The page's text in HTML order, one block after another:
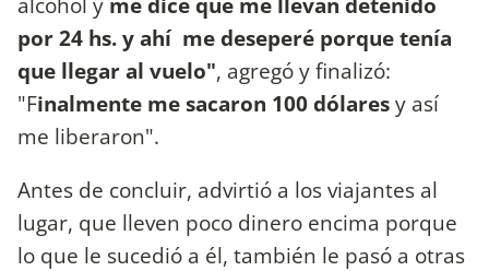
por 24 hs. y ahí me deseperé porque tenía
que llegar al vuelo", agregó y finalizó:
"Finalmente me sacaron 100 dólaresy así
me liberaron".
Antes de concluir, advirtió a los viajantes al
lugar, que lleven poco dinero encima porque
lo que le sucedió a él, también le pasó a otras